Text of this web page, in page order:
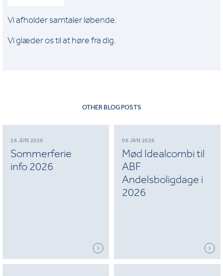
Vi afholder samtaler løbende.
Vi glæder os til at høre fra dig.
OTHER BLOG POSTS
26 JUN 2026
Sommerferie
info 2026
06 JAN 2026
Mød Idealcombi til
ABF
Andelsboligdage i
2026